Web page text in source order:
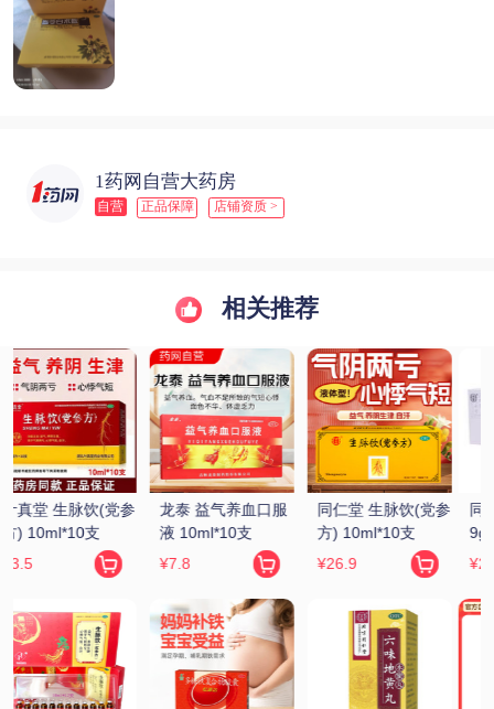
1药网自营大药房
自营 正品保障 店铺资质 >
相关推荐
同仁堂 锁阳固精丸
9g*10丸
¥22.4
九芝堂/芝 六味地黄
丸(浓缩丸) 200丸/
瓶
¥12.8
同仁堂 六味地黄丸
9g*10丸(大蜜丸)
¥16.9